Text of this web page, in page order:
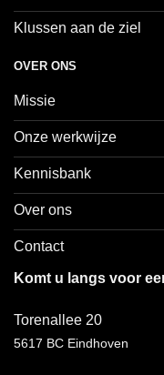
Klussen aan de ziel
OVER ONS
Missie
Onze werkwijze
Kennisbank
Over ons
Contact
Komt u langs voor
Torenallee 20
5617 BC Eindhoven